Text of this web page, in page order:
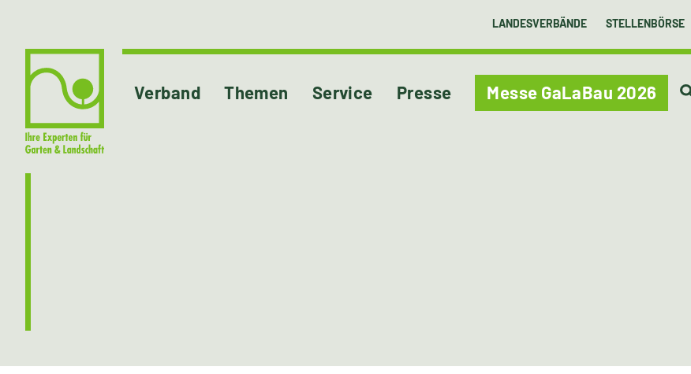
LANDESVERBÄNDE STELLENBÖRSE
Verband Themen Service Presse Messe GaLaBau 2026